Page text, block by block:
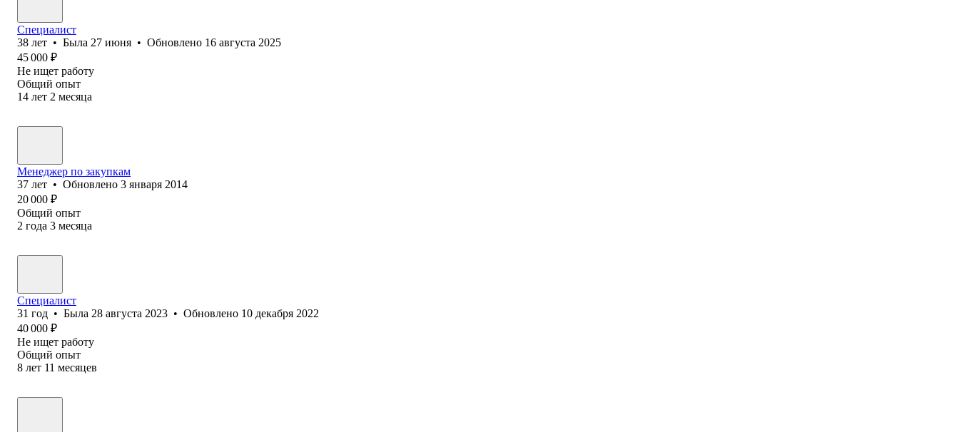
Специалист
38 лет • Была 27 июня • Обновлено 16 августа 2025
45 000 ₽
Не ищет работу
Общий опыт
14 лет 2 месяца
Менеджер по закупкам
37 лет • Обновлено 3 января 2014
20 000 ₽
Общий опыт
2 года 3 месяца
Специалист
31 год • Была 28 августа 2023 • Обновлено 10 декабря 2022
40 000 ₽
Не ищет работу
Общий опыт
8 лет 11 месяцев